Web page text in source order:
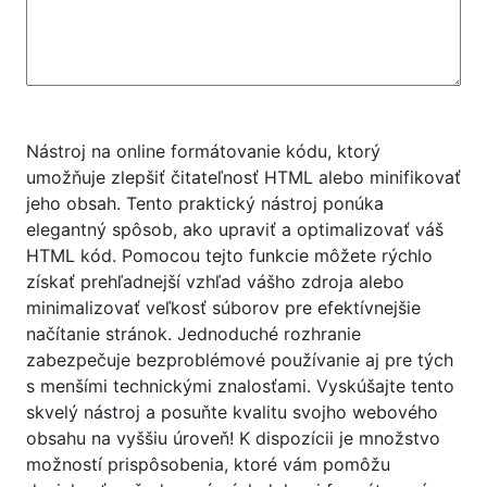
Nástroj na online formátovanie kódu, ktorý
umožňuje zlepšiť čitateľnosť HTML alebo minifikovať
jeho obsah. Tento praktický nástroj ponúka
elegantný spôsob, ako upraviť a optimalizovať váš
HTML kód. Pomocou tejto funkcie môžete rýchlo
získať prehľadnejší vzhľad vášho zdroja alebo
minimalizovať veľkosť súborov pre efektívnejšie
načítanie stránok. Jednoduché rozhranie
zabezpečuje bezproblémové používanie aj pre tých
s menšími technickými znalosťami. Vyskúšajte tento
skvelý nástroj a posuňte kvalitu svojho webového
obsahu na vyššiu úroveň! K dispozícii je množstvo
možností prispôsobenia, ktoré vám pomôžu